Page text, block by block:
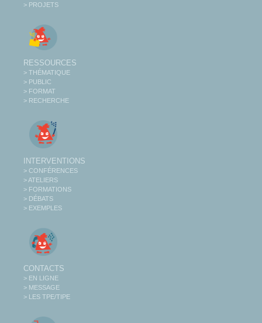
> PROJETS
RESSOURCES
> THÉMATIQUE
> PUBLIC
> FORMAT
> RECHERCHE
INTERVENTIONS
> CONFÉRENCES
> ATELIERS
> FORMATIONS
> DÉBATS
> EXEMPLES
CONTACTS
> EN LIGNE
> MESSAGE
> LES TPE/TIPE